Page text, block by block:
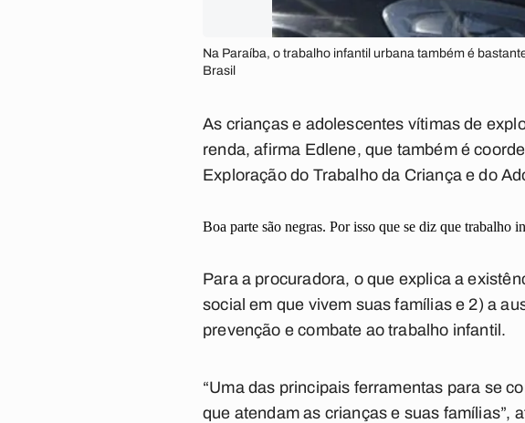
Na Paraíba, o trabalho infantil urbana também é
Brasil
As crianças e adolescentes vítimas de
renda, afirma Edlene, que também é
Exploração do Trabalho da Criança e do
Boa parte são negras. Por isso que se diz que trabalho
Para a procuradora, o que explica a
social em que vivem suas famílias e 2) a
prevenção e combate ao trabalho infantil.
“Uma das principais ferramentas para se
que atendam as crianças e suas famílias”,